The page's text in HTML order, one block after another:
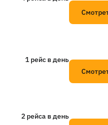
1 рейс в день
2 рейсa в день